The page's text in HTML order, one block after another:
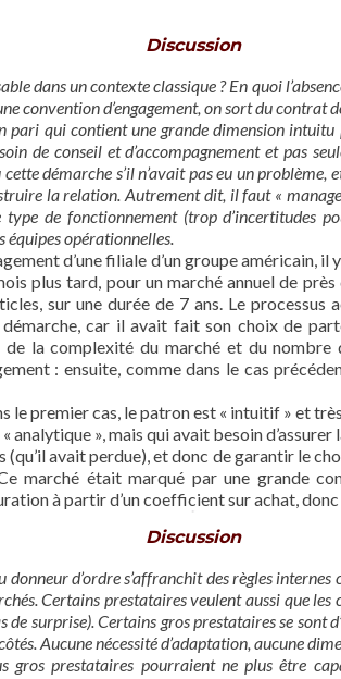
Discussion
dans un contexte classique ? En quoi
convention d’engagement, on sort du contrat
pari qui contient une grande dimension
de conseil et d’accompagnement et pas
démarche s’il n’avait pas eu un problème,
la relation. Autrement dit, il faut «
type de fonctionnement (trop d’incertitudes
équipes opérationnelles.
d’une filiale d’un groupe américain, il
plus tard, pour un marché annuel de
sur une durée de 7 ans. Le
car il avait fait son choix de
la complexité du marché et du nombre
: ensuite, comme dans le cas
le premier cas, le patron est « intuitif » et
analytique », mais qui avait besoin
avait perdue), et donc de garantir le
marché était marqué par une grande
à partir d’un coefficient sur achat,
Discussion
d’ordre s’affranchit des règles internes
Certains prestataires veulent aussi que les
de surprise). Certains gros prestataires se sont
Aucune nécessité d’adaptation, aucune
gros prestataires pourraient ne plus être